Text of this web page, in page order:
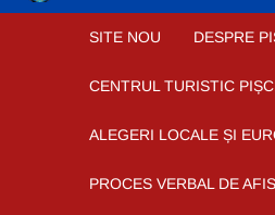
SITE NOU DESPRE
CENTRUL TURISTIC
ALEGERI LOCALE ȘI
PROCES VERBAL DE